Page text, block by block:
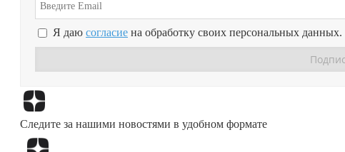
Я даю согласие на обработку своих персональных данных.
Следите за нашими новостями в удобном формате